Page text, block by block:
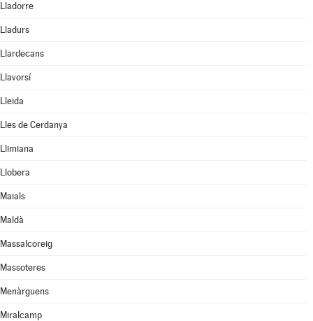
Lladorre
Lladurs
Llardecans
Llavorsí
Lleida
Lles de Cerdanya
Llimiana
Llobera
Maials
Maldà
Massalcoreig
Massoteres
Menàrguens
Miralcamp